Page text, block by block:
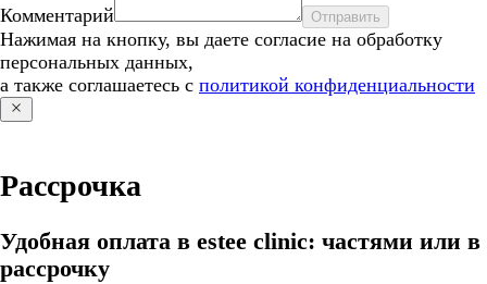
Комментарий Отправить
Нажимая на кнопку, вы даете согласие на обработку
персональных данных,
а также соглашаетесь с политикой конфиденциальности
Рассрочка
Удобная оплата в estee clinic: частями или в
рассрочку